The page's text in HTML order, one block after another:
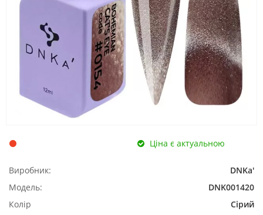
Ціна є актуальною
Виробник:
DNKa'
Модель:
DNK001420
Колір
Сірий